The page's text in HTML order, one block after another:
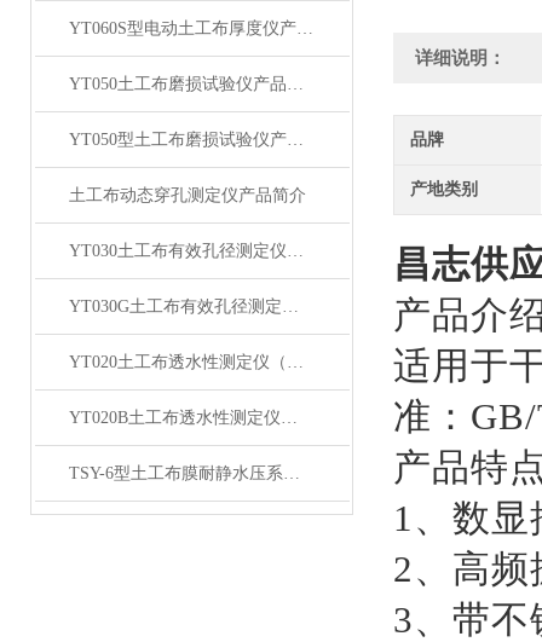
YT060S型电动土工布厚度仪产品展示
YT050土工布磨损试验仪产品展示
YT050型土工布磨损试验仪产品展示
土工布动态穿孔测定仪产品简介
YT030土工布有效孔径测定仪（湿筛法）产品简介
YT030G土工布有效孔径测定仪（干筛法）产品简介
YT020土工布透水性测定仪（台式）产品简介
YT020B土工布透水性测定仪（落地式）产品简介
TSY-6型土工布膜耐静水压系数试验仪产品简介
详细说明：
品牌
产地类别
昌志供
产品介
适用于
准：
产品特
1、数
2、高
3、带